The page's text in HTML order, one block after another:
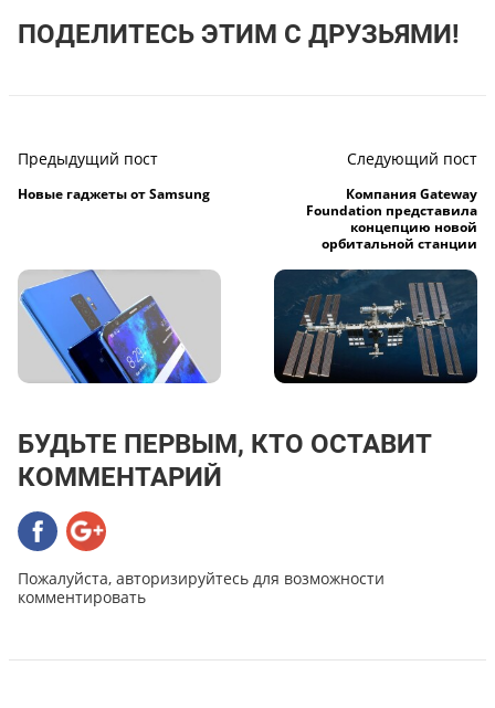
ПОДЕЛИТЕСЬ ЭТИМ С ДРУЗЬЯМИ!
Предыдущий пост
Новые гаджеты от Samsung
Следующий пост
Компания Gateway
Foundation представила
концепцию новой
орбитальной станции
БУДЬТЕ ПЕРВЫМ, КТО ОСТАВИТ
КОММЕНТАРИЙ
Пожалуйста, авторизируйтесь для возможности
комментировать